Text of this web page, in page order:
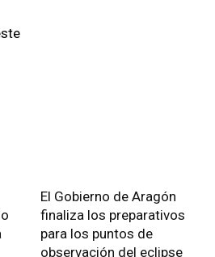
El Gobierno de Aragón
finaliza los preparativos
para los puntos de
observación del eclipse